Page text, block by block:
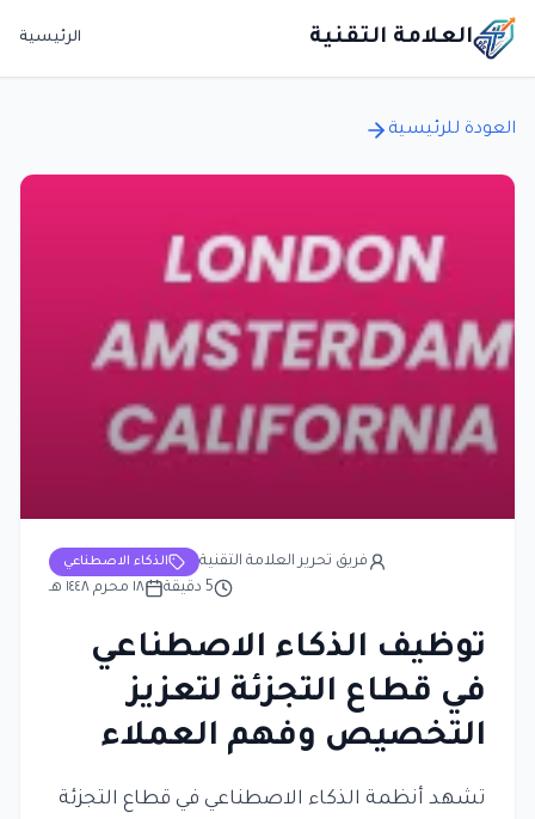
العلامة التقنية الرئيسية
العودة للرئيسية
الذكاء الاصطناعي
فريق تحرير العلامة التقنية
١٨ محرم ١٤٤٨ هـ
5 دقيقة
توظيف الذكاء الاصطناعي
في قطاع التجزئة لتعزيز
التخصيص وفهم العملاء
تشهد أنظمة الذكاء الاصطناعي في قطاع التجزئة